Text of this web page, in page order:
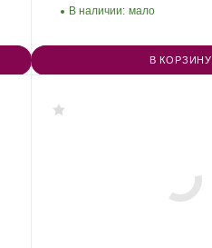
В наличии: мало
В КОРЗИНУ